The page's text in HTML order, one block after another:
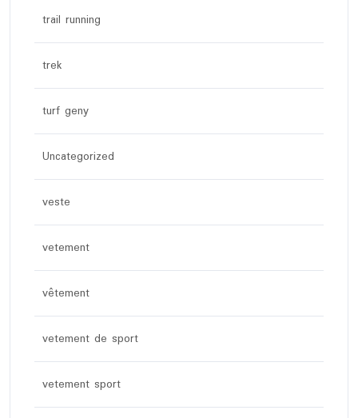
trail running
trek
turf geny
Uncategorized
veste
vetement
vêtement
vetement de sport
vetement sport